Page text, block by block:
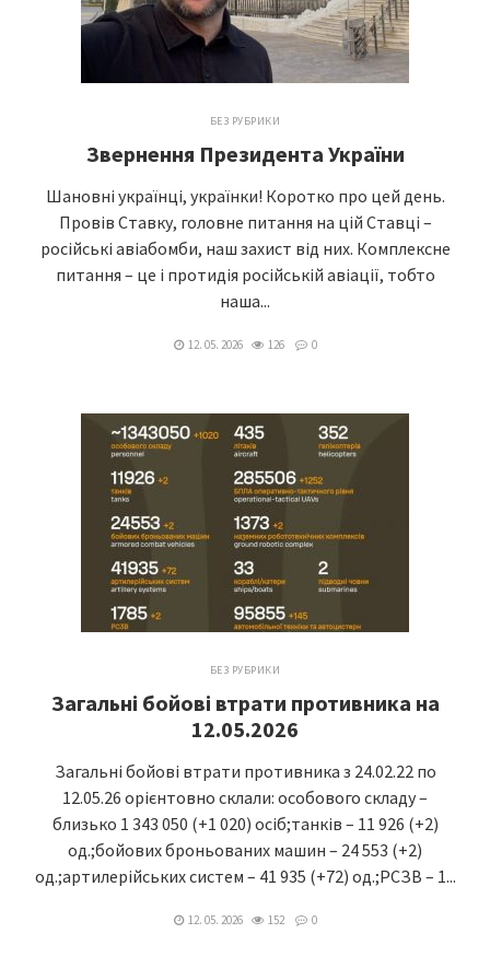
БЕЗ РУБРИКИ
Звернення Президента України
Шановні українці, українки! Коротко про цей день.
Провів Ставку, головне питання на цій Ставці –
російські авіабомби, наш захист від них. Комплексне
питання – це і протидія російській авіації, тобто
наша...
12. 05. 2026 126 0
БЕЗ РУБРИКИ
Загальні бойові втрати противника на
12.05.2026
Загальні бойові втрати противника з 24.02.22 по
12.05.26 орієнтовно склали: особового складу –
близько 1 343 050 (+1 020) осіб;танків – 11 926 (+2)
од.;бойових броньованих машин – 24 553 (+2)
од.;артилерійських систем – 41 935 (+72) од.;РСЗВ – 1...
12. 05. 2026 152 0